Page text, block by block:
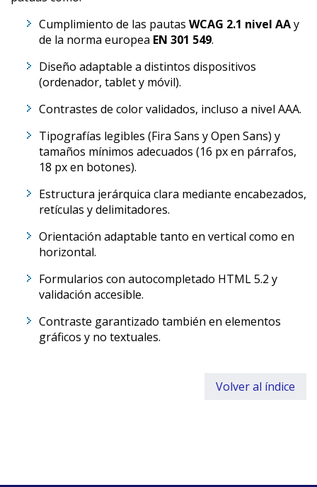
Cumplimiento de las pautas WCAG 2.1 nivel AAy
de la norma europea EN 301 549.
Diseño adaptable a distintos dispositivos
(ordenador, tablet y móvil).
Contrastes de color validados, incluso a nivel AAA.
Tipografías legibles (Fira Sans y Open Sans) y
tamaños mínimos adecuados (16 px en párrafos,
18 px en botones).
Estructura jerárquica clara mediante encabezados,
retículas y delimitadores.
Orientación adaptable tanto en vertical como en
horizontal.
Formularios con autocompletado HTML 5.2 y
validación accesible.
Contraste garantizado también en elementos
gráficos y no textuales.
Volver al índice